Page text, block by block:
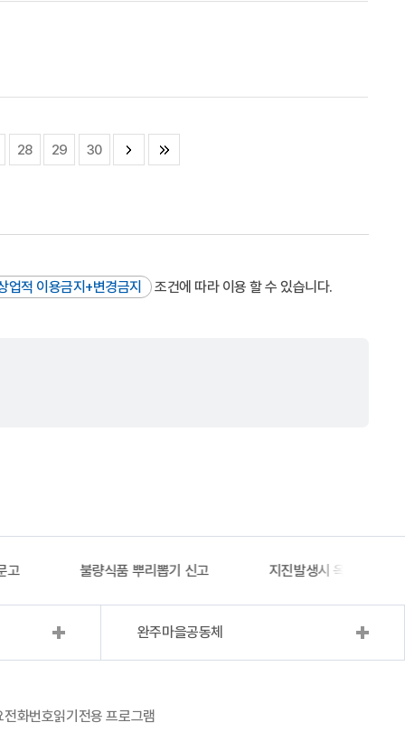
28 29 30
업적 이용금지+변경금지 조건에 따라 이용 할 수 있습니다.
고 불량식품 뿌리뽑기 신고 지진발생시 옥외대피소
완주마을공동체
전화번호읽기전용 프로그램